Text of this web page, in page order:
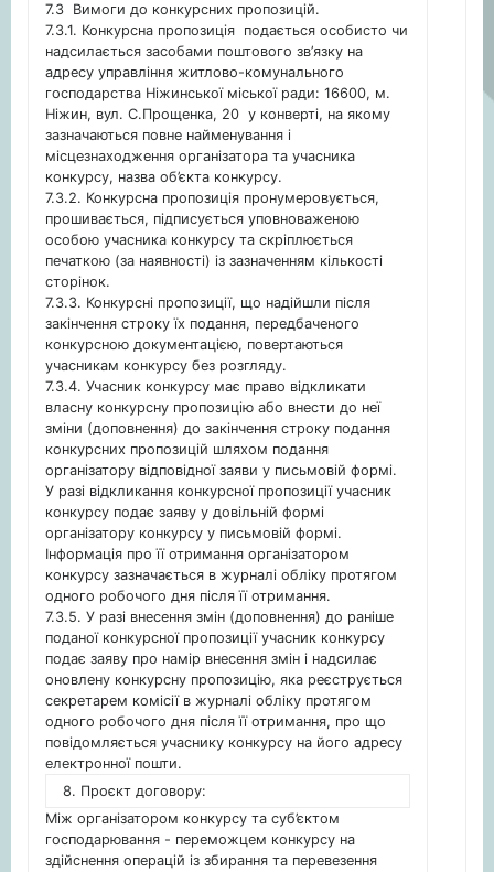
7.3 Вимоги до конкурсних пропозицій.
7.3.1. Конкурсна пропозиція подається особисто чи
надсилається засобами поштового зв’язку на
адресу управління житлово-комунального
господарства Ніжинської міської ради: 16600, м.
Ніжин, вул. С.Прощенка, 20 у конверті, на якому
зазначаються повне найменування і
місцезнаходження організатора та учасника
конкурсу, назва об’єкта конкурсу.
7.3.2. Конкурсна пропозиція пронумеровується,
прошивається, підписується уповноваженою
особою учасника конкурсу та скріплюється
печаткою (за наявності) із зазначенням кількості
сторінок.
7.3.3. Конкурсні пропозиції, що надійшли після
закінчення строку їх подання, передбаченого
конкурсною документацією, повертаються
учасникам конкурсу без розгляду.
7.3.4. Учасник конкурсу має право відкликати
власну конкурсну пропозицію або внести до неї
зміни (доповнення) до закінчення строку подання
конкурсних пропозицій шляхом подання
організатору відповідної заяви у письмовій формі.
У разі відкликання конкурсної пропозиції учасник
конкурсу подає заяву у довільній формі
організатору конкурсу у письмовій формі.
Інформація про її отримання організатором
конкурсу зазначається в журналі обліку протягом
одного робочого дня після її отримання.
7.3.5. У разі внесення змін (доповнення) до раніше
поданої конкурсної пропозиції учасник конкурсу
подає заяву про намір внесення змін і надсилає
оновлену конкурсну пропозицію, яка реєструється
секретарем комісії в журналі обліку протягом
одного робочого дня після її отримання, про що
повідомляється учаснику конкурсу на його адресу
електронної пошти.
8. Проєкт договору:
Між організатором конкурсу та суб’єктом
господарювання - переможцем конкурсу на
здійснення операцій із збирання та перевезення